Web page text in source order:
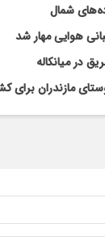
شمال
هوایی مهار شد
در میانکاله